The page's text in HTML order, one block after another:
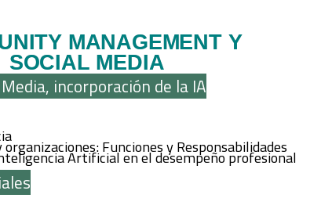
MANAGEMENT Y
SOCIAL MEDIA
incorporación de la IA
Funciones y Responsabilidades
Artificial en el desempeño profesional